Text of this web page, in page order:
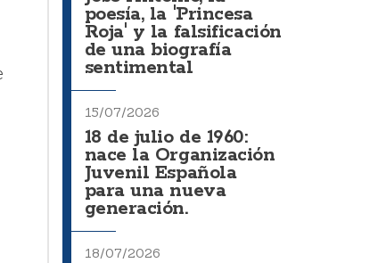
poesía, la 'Princesa
Roja' y la falsificación
de una biografía
sentimental
15/07/2026
18 de julio de 1960:
nace la Organización
Juvenil Española
para una nueva
generación.
18/07/2026